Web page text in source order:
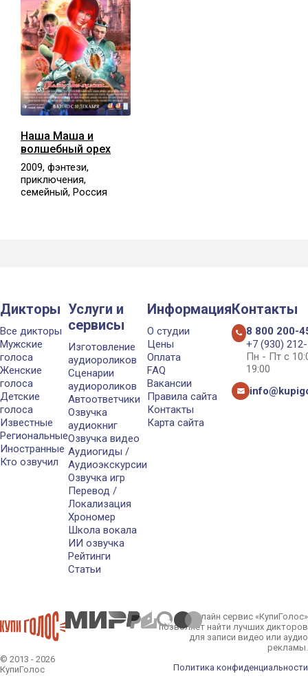
Наша Маша и
волшебный орех
2009, фэнтези,
приключения,
семейный, Россия
Дикторы
Все дикторы
Мужские
голоса
Женские
голоса
Детские
голоса
Известные
Региональные
Иностранные
Кто озвучил
Услуги и
сервисы
Изготовление
аудиороликов
Сценарии
аудиороликов
Автоответчики
Озвучка
аудиокниг
Озвучка видео
Аудиогиды /
Аудиоэкскурсии
Озвучка игр
Перевод /
Локализация
Хрономер
Школа вокала
ИИ озвучка
Рейтинги
Статьи
Информация
О студии
Цены
Оплата
FAQ
Вакансии
Правила сайта
Контакты
Карта сайта
Контакты
8 800 200-
+7 (930)
Пн - Пт с
19:00
© 2013 - 2026
КупиГолос
Онлайн сервис «КупиГолос»
позволяет найти лучших дикторов
для записи видео или аудио
рекламы.
Политика конфиденциальности